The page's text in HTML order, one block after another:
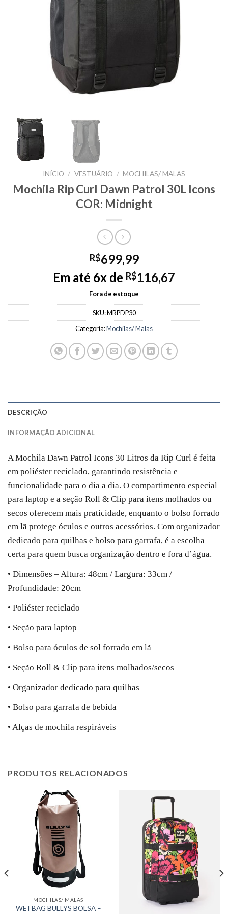
INÍCIO / VESTUÁRIO / MOCHILAS/ MALAS
Mochila Rip Curl Dawn Patrol 30L Icons
COR: Midnight
R$699,99
Em até 6x de R$116,67
Fora de estoque
SKU:MRPDP30
Categoria:Mochilas/ Malas
DESCRIÇÃO
INFORMAÇÃO ADICIONAL
A Mochila Dawn Patrol Icons 30 Litros da Rip Curl é feita
em poliéster reciclado, garantindo resistência e
funcionalidade para o dia a dia. O compartimento especial
para laptop e a seção Roll & Clip para itens molhados ou
secos oferecem mais praticidade, enquanto o bolso forrado
em lã protege óculos e outros acessórios. Com organizador
dedicado para quilhas e bolso para garrafa, é a escolha
certa para quem busca organização dentro e fora d’água.
• Dimensões – Altura: 48cm / Largura: 33cm /
Profundidade: 20cm
• Poliéster reciclado
• Seção para laptop
• Bolso para óculos de sol forrado em lã
• Seção Roll & Clip para itens molhados/secos
• Organizador dedicado para quilhas
• Bolso para garrafa de bebida
• Alças de mochila respiráveis
PRODUTOS RELACIONADOS
MOCHILAS/ MALAS
WETBAG BULLYS BOLSA –